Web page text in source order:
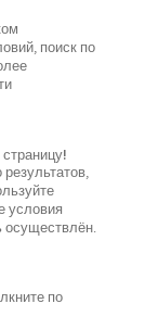
поиск по
условия
осуществлён.
по